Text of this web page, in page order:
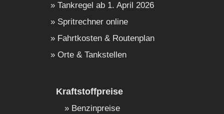
Tankregel ab 1. April 2026
Spritrechner online
Fahrtkosten & Routenplan
Orte & Tankstellen
Kraftstoffpreise
Benzinpreise